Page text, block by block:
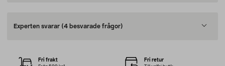
Experten svarar (4 besvarade frågor)
Fri frakt Fri retur